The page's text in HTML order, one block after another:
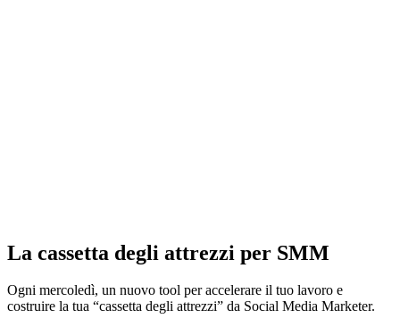
La cassetta degli attrezzi per SMM
Ogni mercoledì, un nuovo tool per accelerare il tuo lavoro e
costruire la tua “cassetta degli attrezzi” da Social Media Marketer.